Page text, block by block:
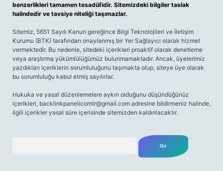
benzerlikleri tamamen tesadüfidir. Sitemizdeki bilgiler taslak
halindedir ve tavsiye niteliği taşımazlar.
Sitemiz, 5651 Sayılı Kanun gereğince Bilgi Teknolojileri ve İletişim
Kurumu (BTK) tarafından onaylanmış bir Yer Sağlayıcı olarak hizmet
vermektedir. Bu nedenle, sitedeki içerikleri proaktif olarak denetleme
veya araştırma yükümlülüğümüz bulunmamaktadır. Ancak, üyelerimiz
yazdıkları içeriklerin sorumluluğunu taşımakta olup, siteye üye olarak
bu sorumluluğu kabul etmiş sayılırlar.
Hukuka ve yasal düzenlemelere aykırı olduğunu düşündüğünüz
içerikleri, backlinkpanelicomtr@gmail.com adresine bildirmeniz halinde,
ilgili içerikler yasal süre içerisinde sitemizden kaldırılacaktır.